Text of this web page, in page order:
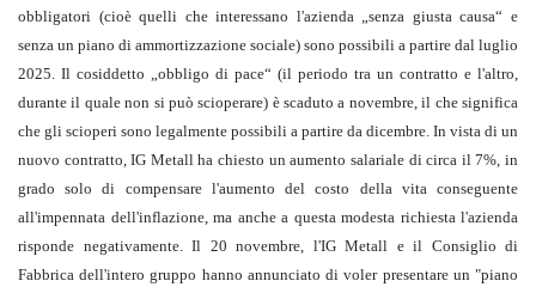
obbligatori (cioè quelli che interessano l'azienda „senza giusta causa“ e
senza un piano di ammortizzazione sociale) sono possibili a partire dal luglio
2025. Il cosiddetto „obbligo di pace“ (il periodo tra un contratto e l'altro,
durante il quale non si può scioperare) è scaduto a novembre, il che significa
che gli scioperi sono legalmente possibili a partire da dicembre. In vista di un
nuovo contratto, IG Metall ha chiesto un aumento salariale di circa il 7%, in
grado solo di compensare l'aumento del costo della vita conseguente
all'impennata dell'inflazione, ma anche a questa modesta richiesta l'azienda
risponde negativamente. Il 20 novembre, l'IG Metall e il Consiglio di
Fabbrica dell'intero gruppo hanno annunciato di voler presentare un "piano